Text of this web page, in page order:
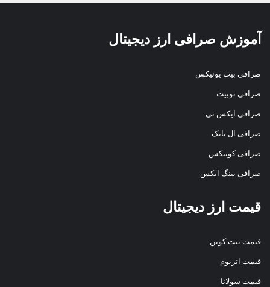
آموزش صرافی ارز دیجیتال
صرافی بیت یونیکس
صرافی توبیت
صرافی ایکس تی
صرافی ال بانک
صرافی کوینکس
صرافی بینگ ایکس
قیمت ارز دیجیتال
قیمت بیت کوین
قیمت اتریوم
قیمت سولانا